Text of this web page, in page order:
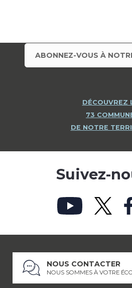
ABONNEZ-VOUS À
DÉCOUVREZ
73
DE NOTRE
Suivez-
NOUS CONTACTER
NOUS SOMMES À VOTRE